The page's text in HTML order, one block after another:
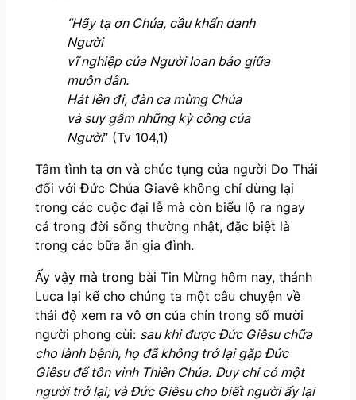
“Hãy tạ ơn Chúa, cầu khẩn danh
Người
vĩ nghiệp của Người loan báo giữa
muôn dân.
Hát lên đi, đàn ca mừng Chúa
và suy gẫm những kỳ công của
Người” (Tv 104,1)
Tâm tình tạ ơn và chúc tụng của người Do Thái
đối với Đức Chúa Giavê không chỉ dừng lại
trong các cuộc đại lễ mà còn biểu lộ ra ngay
cả trong đời sống thường nhật, đặc biệt là
trong các bữa ăn gia đình.
Ấy vậy mà trong bài Tin Mừng hôm nay, thánh
Luca lại kể cho chúng ta một câu chuyện về
thái độ xem ra vô ơn của chín trong số mười
người phong cùi: sau khi được Đức Giêsu chữa
cho lành bệnh, họ đã không trở lại gặp Đức
Giêsu để tôn vinh Thiên Chúa. Duy chỉ có một
người trở lại; và Đức Giêsu cho biết người ấy lại